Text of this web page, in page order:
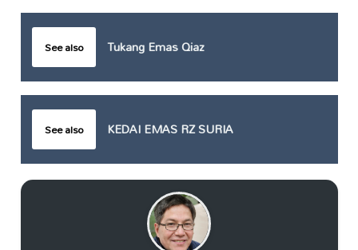
See also Tukang Emas Qiaz
See also KEDAI EMAS RZ SURIA